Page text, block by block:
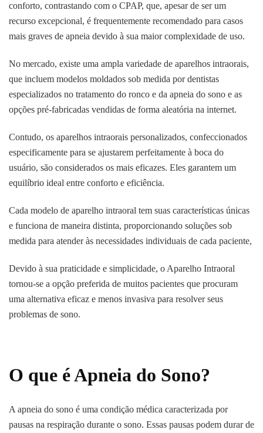
conforto, contrastando com o CPAP, que, apesar de ser um
recurso excepcional, é frequentemente recomendado para casos
mais graves de apneia devido à sua maior complexidade de uso.
No mercado, existe uma ampla variedade de aparelhos intraorais,
que incluem modelos moldados sob medida por dentistas
especializados no tratamento do ronco e da apneia do sono e as
opções pré-fabricadas vendidas de forma aleatória na internet.
Contudo, os aparelhos intraorais personalizados, confeccionados
especificamente para se ajustarem perfeitamente à boca do
usuário, são considerados os mais eficazes. Eles garantem um
equilíbrio ideal entre conforto e eficiência.
Cada modelo de aparelho intraoral tem suas características únicas
e funciona de maneira distinta, proporcionando soluções sob
medida para atender às necessidades individuais de cada paciente,
Devido à sua praticidade e simplicidade, o Aparelho Intraoral
tornou-se a opção preferida de muitos pacientes que procuram
uma alternativa eficaz e menos invasiva para resolver seus
problemas de sono.
O que é Apneia do Sono?
A apneia do sono é uma condição médica caracterizada por
pausas na respiração durante o sono. Essas pausas podem durar de